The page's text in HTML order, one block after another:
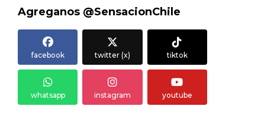
Agreganos @SensacionChile
facebook twitter (x) tiktok
whatsapp instagram youtube